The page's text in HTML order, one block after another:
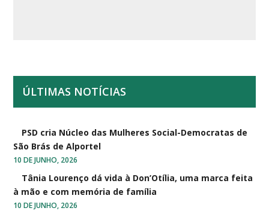
ÚLTIMAS NOTÍCIAS
PSD cria Núcleo das Mulheres Social-Democratas de
São Brás de Alportel
10 DE JUNHO, 2026
Tânia Lourenço dá vida à Don’Otília, uma marca feita
à mão e com memória de família
10 DE JUNHO, 2026